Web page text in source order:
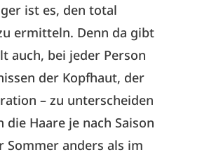
ist es, den total
ermitteln. Denn da gibt
auch, bei jeder Person
der Kopfhaut, der
– zu unterscheiden
Haare je nach Saison
Sommer anders als im